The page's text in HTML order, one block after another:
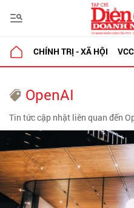
CHÍNH TRỊ - XÃ HỘI
OpenAI
Tin tức cập nhật liên quan đến